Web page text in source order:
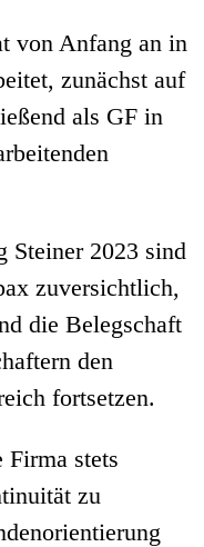
von Anfang an in
zunächst auf
als GF in
Steiner 2023 sind
zuversichtlich,
die Belegschaft
den
fortsetzen.
Firma stets
zu